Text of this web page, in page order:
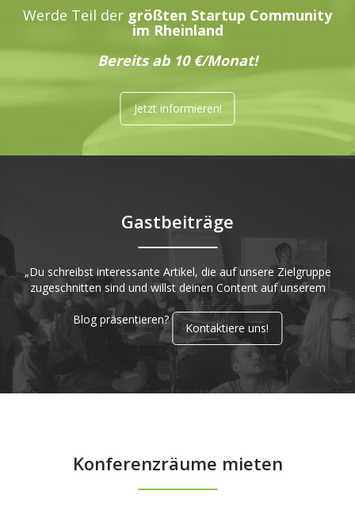
Werde Teil der größten Startup Community
im Rheinland
Bereits ab 10 €/Monat!
Jetzt informieren!
Gastbeiträge
„Du schreibst interessante Artikel, die auf unsere Zielgruppe
zugeschnitten sind und willst deinen Content auf unserem
Blog präsentieren?
Kontaktiere uns!
Konferenzräume mieten